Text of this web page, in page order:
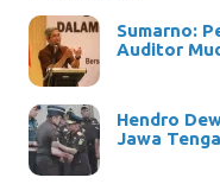
Sumarno:
Auditor
Hendro
Jawa